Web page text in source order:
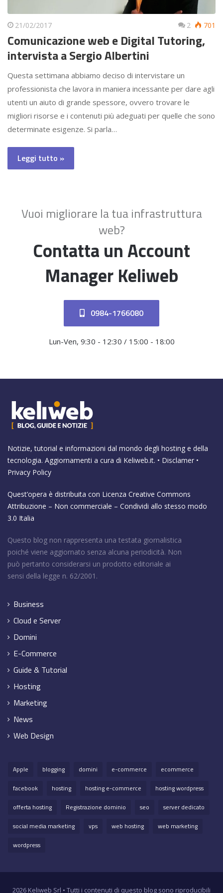
21/02/2017 2 701
Comunicazione web e Digital Tutoring,
intervista a Sergio Albertini
Questa settimana abbiamo deciso di intervistare un
professionista che lavora in maniera incessante per dare agli
utenti un aiuto di grande spessore, ovvero trovare le
migliori risorse e i contenuti più adeguati per quelle che sono
determinate esigenze. Si parla…
Leggi tutto »
Vuoi migliorare la tua infrastruttura
web?
Contatta un Account
Manager Keliweb
0984-1766080
Lun-Ven, 9:30 - 12:30 / 15:00 - 18:00
Notizie, tutorial e informazioni dal mondo degli hosting e della
tecnologia. Aggiornamenti a cura di Keliweb.it. • Disclamer •
Privacy Policy
Quest’opera è distribuita con Licenza Creative Commons
Attribuzione – Non commerciale – Condividi allo stesso modo
3.0 Italia
Questo blog non rappresenta una testata giornalistica
poiché viene aggiornato senza alcuna periodicità. Non
può pertanto considerarsi un prodotto editoriale ai
sensi della legge n. 62/2001.
Business
Cloud e Server
Domini
E-Commerce
Guide & Tutorial
Hosting
Marketing
News
Web Design
Apple blogging domini e-commerce
ecommerce
facebook
hosting hosting e-commerce
hosting wordpress
offerta hosting
Registrazione dominio seo
server dedicato
social media marketing
vps web hosting
web marketing
wordpress
2026 Keliweb Srl • Tutti i contenuti di questo blog sono riproducibili